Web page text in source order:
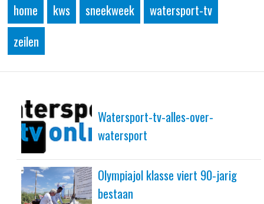
home kws sneekweek
watersport-tv
zeilen
Watersport-tv-alles-over-
watersport
Olympiajol klasse viert 90-jarig
bestaan